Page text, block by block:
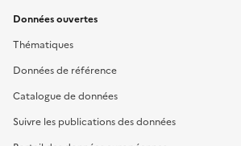
Données ouvertes
Thématiques
Données de référence
Catalogue de données
Suivre les publications des données